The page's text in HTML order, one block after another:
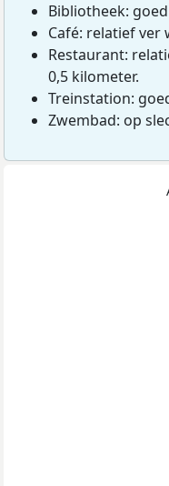
Bibliotheek:
Café: relatief ver
Restaurant:
0,5 kilometer.
Treinstation:
Zwembad: op